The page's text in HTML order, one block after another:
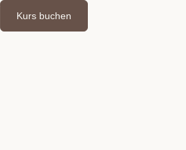
Kurs buchen